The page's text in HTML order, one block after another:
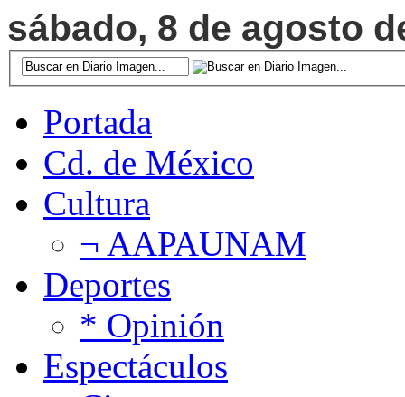
sábado, 8 de agosto
Portada
Cd. de México
Cultura
¬ AAPAUNAM
Deportes
* Opinión
Espectáculos